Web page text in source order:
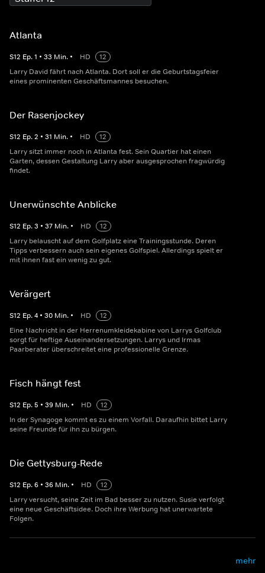
Atlanta
S12 Ep.1 • 33 Min. • HD
12
Larry David fährt nach Atlanta. Dort soll er die Geburtstagsfeier
eines prominenten Geschäftsmannes besuchen.
Der Rasenjockey
S12 Ep.2 • 31 Min. • HD
12
Larry sitzt immer noch in Atlanta fest. Sein Quartier hat einen
Garten, dessen Gestaltung Larry aber ausgesprochen fragwürdig
findet.
Unerwünschte Anblicke
S12 Ep.3 • 37 Min. • HD
12
Larry belauscht auf dem Golfplatz eine Trainingsstunde. Deren
Tipps verbessern auch sein eigenes Golfspiel. Allerdings spielt er
mit ihnen fast ein wenig zu gut.
Verärgert
S12 Ep.4 • 30 Min. • HD
12
Eine Nachricht in der Herrenumkleidekabine von Larrys Golfclub
sorgt für heftige Auseinandersetzungen. Larrys und Irmas
Paarberater überschreitet eine professionelle Grenze.
Fisch hängt fest
S12 Ep.5 • 39 Min. • HD
12
In der Synagoge kommt es zu einem Vorfall. Daraufhin bittet Larry
seine Freunde für ihn zu bürgen.
Die Gettysburg-Rede
S12 Ep.6 • 36 Min. • HD
12
Larry versucht, seine Zeit im Bad besser zu nutzen. Susie verfolgt
eine neue Geschäftsidee. Doch ihre Werbung hat unerwartete
Folgen.
mehr